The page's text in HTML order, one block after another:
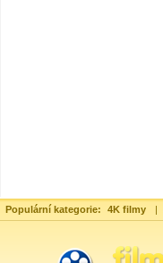
Populární kategorie: 4K filmy |